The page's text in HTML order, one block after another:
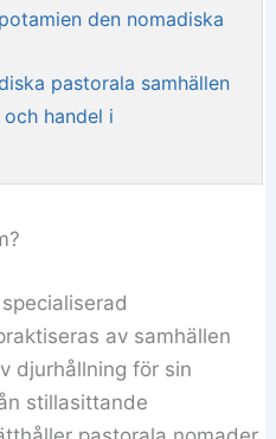
den nomadiska
pastorala samhällen
handel i
av samhällen
djurhållning för sin
stillasittande